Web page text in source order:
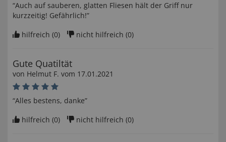
“Auch auf sauberen, glatten Fliesen hält der Griff nur
kurzzeitig! Gefährlich!”
hilfreich (0) nicht hilfreich (0)
Gute Quatiltät
von Helmut F. vom 17.01.2021
“Alles bestens, danke”
hilfreich (0) nicht hilfreich (0)